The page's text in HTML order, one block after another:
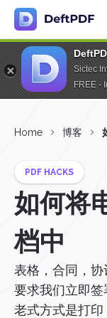
Sictec
FREE -
Home 博客
PDF HACKS
如何将
档中
表格，合同，
要求我们立即
老式方式是打